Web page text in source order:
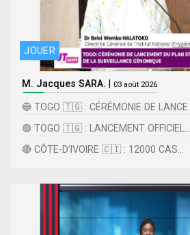
JOUER
M. Jacques SARA. | 03 août 2026
🔵 TOGO 🇹🇬 : CÉRÉMONIE DE LANCE...
🟢 TOGO 🇹🇬 : LANCEMENT OFFICIEL...
🔴 CÔTE-D’IVOIRE 🇨🇮 : 12000 CAS...